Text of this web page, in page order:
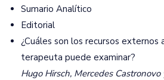
Sumario Analítico
Editorial
¿Cuáles son los recursos
terapeuta puede examinar?
Hugo Hirsch, Mercedes